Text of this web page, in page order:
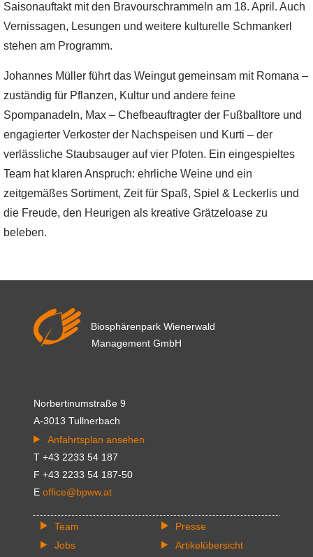
Saisonauftakt mit den Bravourschrammeln am 18. April. Auch
Vernissagen, Lesungen und weitere kulturelle Schmankerl
stehen am Programm.
Johannes Müller führt das Weingut gemeinsam mit Romana –
zuständig für Pflanzen, Kultur und andere feine
Spompanadeln, Max – Chefbeauftragter der Fußballtore und
engagierter Verkoster der Nachspeisen und Kurti – der
verlässliche Staubsauger auf vier Pfoten. Ein eingespieltes
Team hat klaren Anspruch: ehrliche Weine und ein
zeitgemäßes Sortiment, Zeit für Spaß, Spiel & Leckerlis und
die Freude, den Heurigen als kreative Grätzeloase zu
beleben.
Biosphärenpark Wienerwald
Management GmbH
Norbertinumstraße 9
A-3013 Tullnerbach
Anfahrtsplan ansehen
T +43 2233 54 187
F +43 2233 54 187-50
E office@bpww.at
Team
Jobs
Presse
Artikelübersicht